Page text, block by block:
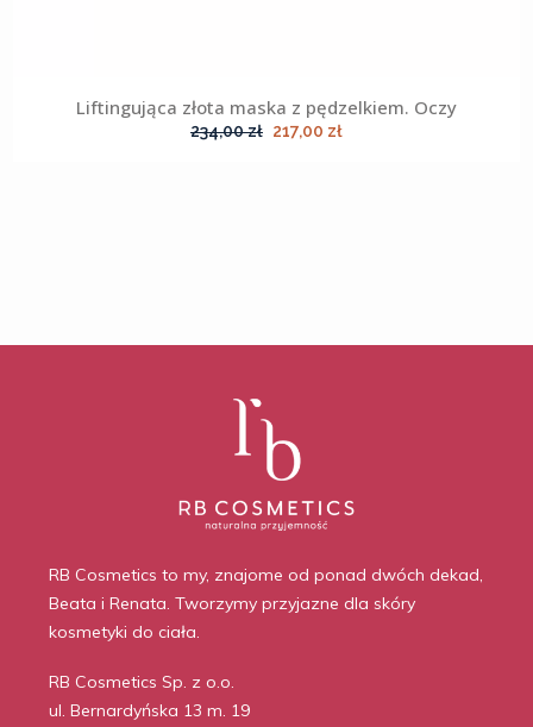
Liftingująca złota maska z pędzelkiem. Oczy
234,00zł Pierwotna
cena
217,00 złAktualna
RB Cosmetics to my, znajome od ponad dwóch dekad,
Beata i Renata. Tworzymy przyjazne dla skóry
kosmetyki do ciała.
RB Cosmetics Sp. z o.o.
ul. Bernardyńska 13 m. 19